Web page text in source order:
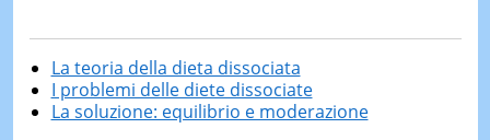
La teoria della dieta dissociata
I problemi delle diete dissociate
La soluzione: equilibrio e moderazione